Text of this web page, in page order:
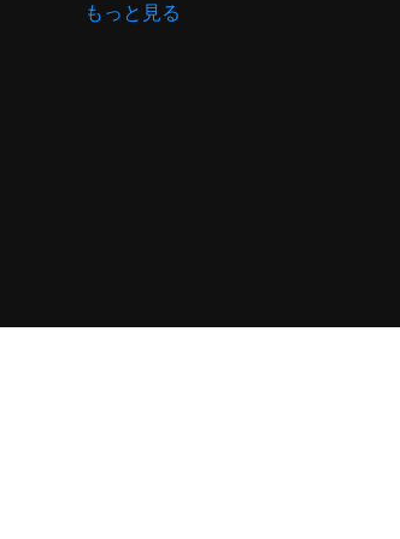
もっと見る